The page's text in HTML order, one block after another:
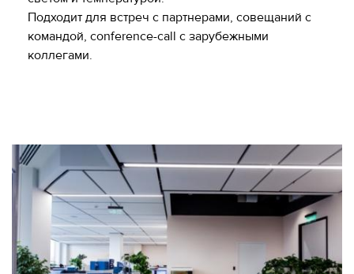
Подходит для встреч с партнерами, совещаний с
командой, conference-call с зарубежными
коллегами.